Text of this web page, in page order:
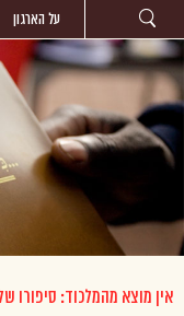
על הארגון
אין מוצא מהמלכוד: סיפורו